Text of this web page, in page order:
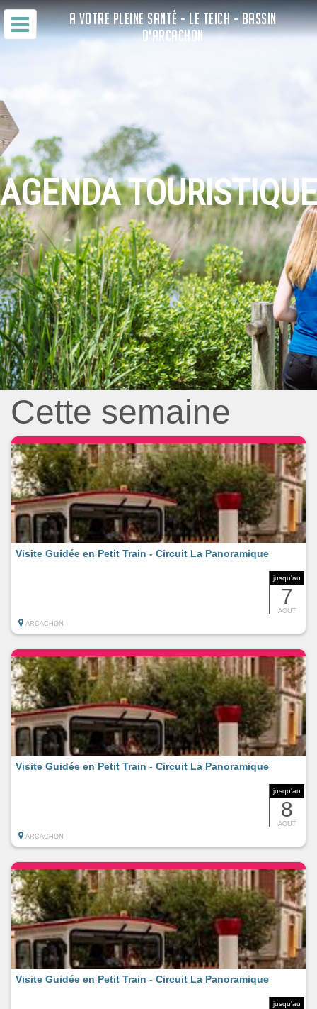
A VOTRE PLEINE SANTÉ - LE TEICH - BASSIN
D'ARCACHON
AGENDA TOURISTIQUE
Cette semaine
jusqu'au
7
AOUT
Visite Guidée en Petit Train - Circuit La Panoramique
ARCACHON
jusqu'au
8
AOUT
Visite Guidée en Petit Train - Circuit La Panoramique
ARCACHON
jusqu'au
Visite Guidée en Petit Train - Circuit La Panoramique